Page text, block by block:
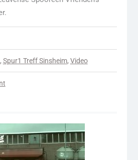
, Spur1 Treff Sinsheim, Video